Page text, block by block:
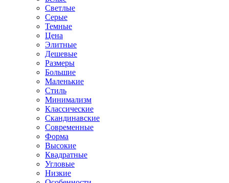
Светлые
Серые
Темные
Цена
Элитные
Дешевые
Размеры
Большие
Маленькие
Стиль
Минимализм
Классические
Скандинавские
Современные
Форма
Высокие
Квадратные
Угловые
Низкие